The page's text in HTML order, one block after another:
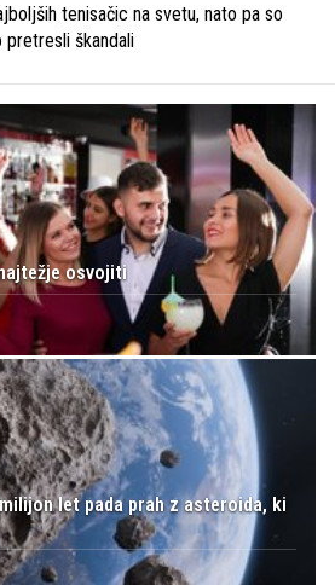
tenisačic na svetu, nato pa so
pretresli škandali
osvojiti
let pada prah z asteroida, ki